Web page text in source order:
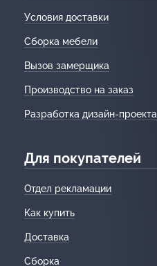
Условия доставки
Сборка мебели
Вызов замерщика
Производство на заказ
Разработка дизайн-проекта
Для покупателей
Отдел рекламации
Как купить
Доставка
Сборка